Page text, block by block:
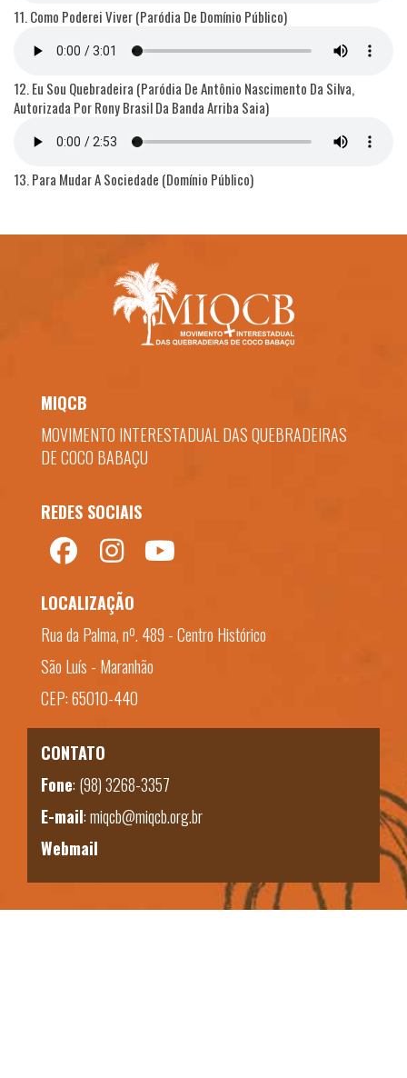
11. Como Poderei Viver (Paródia De Domínio Público)
12. Eu Sou Quebradeira (Paródia De Antônio Nascimento Da Silva,
Autorizada Por Rony Brasil Da Banda Arriba Saia)
13. Para Mudar A Sociedade (Domínio Público)
MIQCB
MOVIMENTO INTERESTADUAL DAS QUEBRADEIRAS
DE COCO BABAÇU
REDES SOCIAIS
LOCALIZAÇÃO
Rua da Palma, nº. 489 - Centro Histórico
São Luís - Maranhão
CEP: 65010-440
CONTATO
Fone: (98) 3268-3357
E-mail:miqcb@miqcb.org.br
Webmail